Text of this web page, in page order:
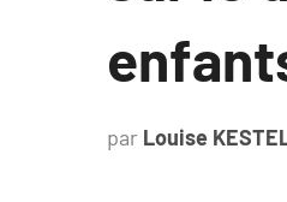
par Louise